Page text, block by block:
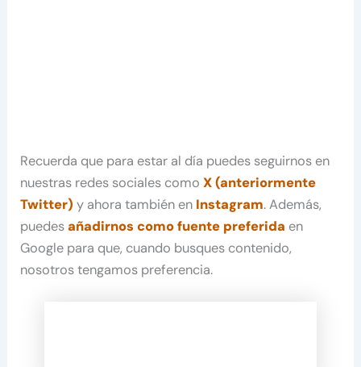
Recuerda que para estar al día puedes seguirnos en
nuestras redes sociales comoX (anteriormente
Twitter) y ahora también en Instagram. Además,
puedesañadirnos como fuente preferida en
Google para que, cuando busques contenido,
nosotros tengamos preferencia.